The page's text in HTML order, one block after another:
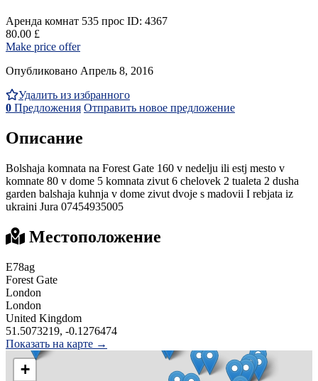
Аренда комнат 535 прос ID: 4367
80.00 £
Make price offer
Опубликовано Апрель 8, 2016
Удалить из избранного
0 Предложения Отправить новое предложение
Описание
Bolshaja komnata na Forest Gate 160 v nedelju ili estj mesto v
komnate 80 v dome 5 komnata zivut 6 chelovek 2 tualeta 2 dusha
garden balshaja kuhnja v dome zivut dvoje s madovii I rebjata iz
ukraini Jura 07454935005
Местоположение
E78ag
Forest Gate
London
London
United Kingdom
51.5073219, -0.1276474
Показать на карте →
+